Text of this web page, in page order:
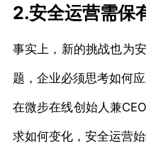
2.安全运营需保
事实上，新的挑战也为
题，企业必须思考如何
在微步在线创始人兼
求如何变化，安全运营